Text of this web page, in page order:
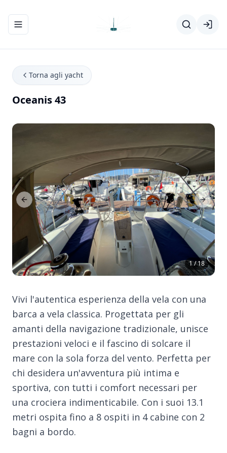
Apri/chiudi menu di navigazione
Torna agli yacht
Oceanis 43
1 / 18
Previous Slide Next
Vivi l'autentica esperienza della vela con una
barca a vela classica. Progettata per gli
amanti della navigazione tradizionale, unisce
prestazioni veloci e il fascino di solcare il
mare con la sola forza del vento. Perfetta per
chi desidera un'avventura più intima e
sportiva, con tutti i comfort necessari per
una crociera indimenticabile. Con i suoi 13.1
metri ospita fino a 8 ospiti in 4 cabine con 2
bagni a bordo.